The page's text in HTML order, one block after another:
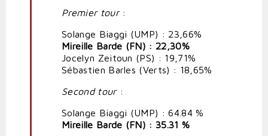
ridicule
Polit'producteur
(non
vérifié)
Premier tour :
Solange Biaggi (UMP) : 23,66%
Mireille Barde (FN) : 22,30%
Jocelyn Zeitoun (PS) : 19,71%
Sébastien Barles (Verts) : 18,65%
Second tour:
Solange Biaggi (UMP) : 64.84 %
Mireille Barde (FN) : 35.31 %